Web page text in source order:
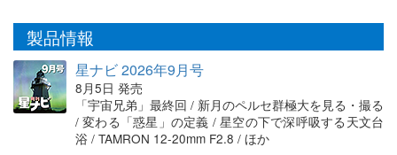
製品情報
星ナビ 2026年9月号
8月5日 発売
「宇宙兄弟」最終回 / 新月のペルセ群極大を見る・撮る
/ 変わる「惑星」の定義 / 星空の下で深呼吸する天文台
浴 / TAMRON 12-20mm F2.8 / ほか